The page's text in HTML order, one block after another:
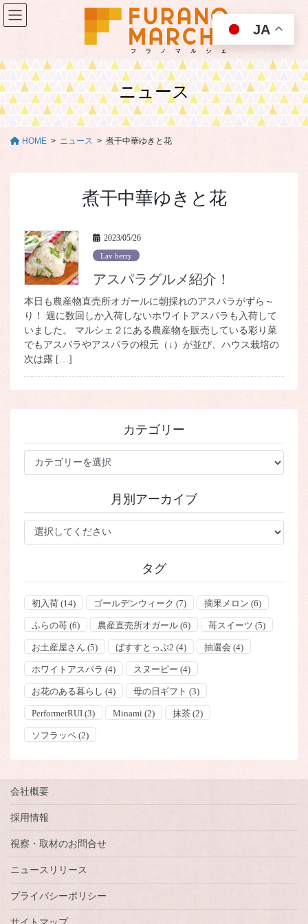
コ
ン
ツ
移
動
ナ
ビ
シ
ン
に
ニュース
HOME ニュース 煮干中華ゆきと花
煮干中華ゆきと花
2023/05/26
Lav berry
アスパラグルメ紹介！
本日も農産物直売所オガールに朝採れのアスパラがずら～
り！ 週に数回しか入荷しないホワイトアスパラも入荷して
いました。 マルシェ２にある農産物を販売している彩り菜
でもアスパラやアスパラの根元（↓）が並び、ハウス栽培の
次は露 […]
カテゴリー
ー
月別アーカイブ
タグ
初入荷(14) ゴールデンウィーク (7) 摘果メロン (6)
ふらの苺(6) 農産直売所オガール(6) 苺スイーツ (5)
お土産屋さん (5) ばすすとっぷ2 (4) 抽選会 (4)
ホワイトアスパラ (4) スヌーピー (4)
お花のある暮らし (4) 母の日ギフト (3)
PerformerRUI(3) Minami (2) 抹茶(2)
ソフラッペ(2)
会社概要
採用情報
視察・取材のお問合せ
ニュースリリース
プライバシーポリシー
JA